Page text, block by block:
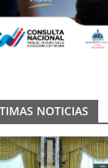
NOTICIAS